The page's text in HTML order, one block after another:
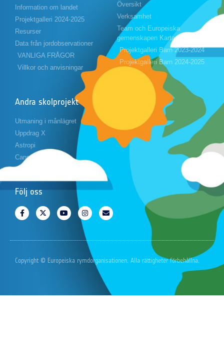
Information om landet
Projektgalleri 2024-2025
Resurser
Data från jordobservationer
VANLIGA FRÅGOR
Villkor och anvisningar
Översikt
Verksamhet
Team och Europeiska
gemenskapen Karta
Projektgalleri Barn 2023-2024
Projektgalleri Barn 2024-2025
Andra skolprojekt
Utmaning i månlägret
Uppdrag X
Astropi
Cansat
Följ oss
Copyright © Europeiska rymdorganisationen. Alla rättigheter förbehållna.